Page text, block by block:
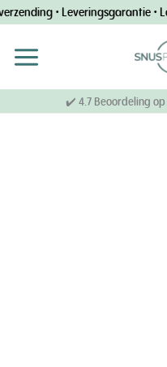
Overslaan
naar
inhoud
• Leveringsgarantie
✔️ 4.7 Beoordeling